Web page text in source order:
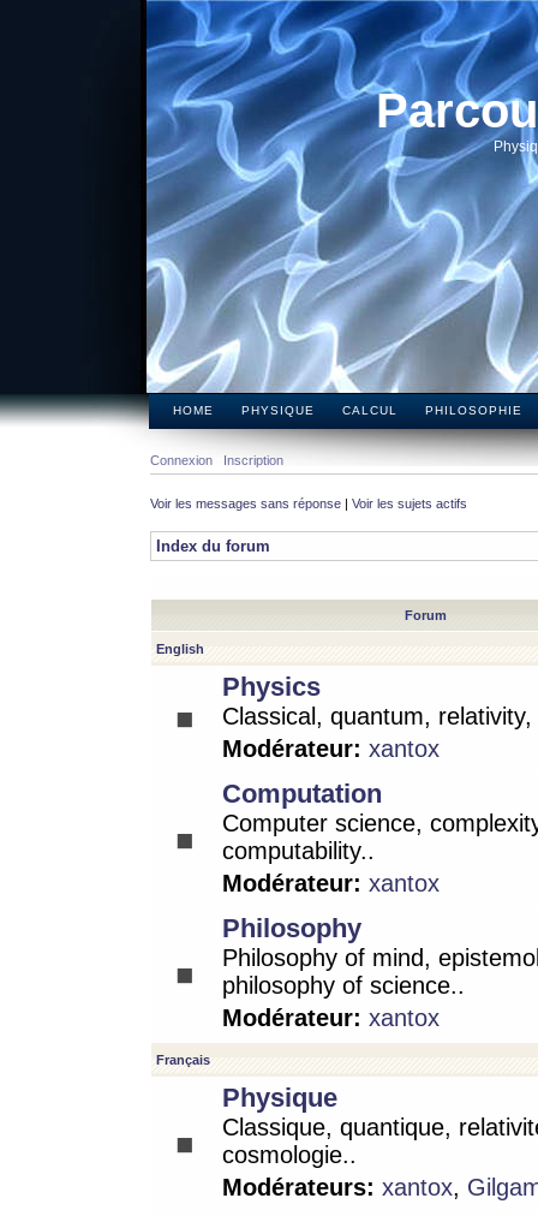
HOME PHYSIQUE CALCUL PHILOSOPHIE
Connexion Inscription
Voir les messages sans réponse | Voir les sujets actifs
Index du forum
Forum
English
Physics
Classical, quantum,
Modérateur: xantox
Computation
Computer science,
computability..
Modérateur: xantox
Philosophy
Philosophy of mind,
philosophy of science..
Modérateur: xantox
Français
Physique
Classique, quantique,
cosmologie..
Modérateurs: xantox,